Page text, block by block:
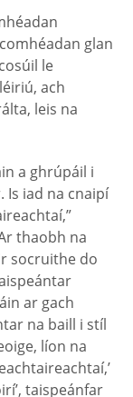
glan
le
ach
leis na
a ghrúpáil i
Is iad na cnaipí
thaobh na
socruithe do
ar gach
na baill i stíl
líon na
taispeánfar